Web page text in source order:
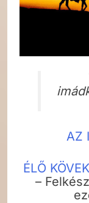
AZ
ÉLŐ KÖVEK
–